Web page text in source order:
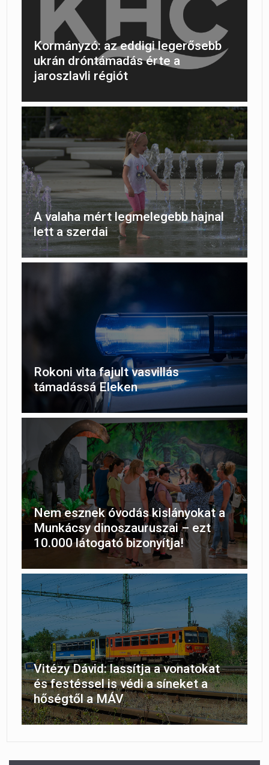
Kormányzó: az eddigi legerősebb
ukrán dróntámadás érte a
jaroszlavli régiót
A valaha mért legmelegebb hajnal
lett a szerdai
Rokoni vita fajult vasvillás
támadássá Eleken
Nem esznek óvodás kislányokat a
Munkácsy dinoszauruszai – ezt
10.000 látogató bizonyítja!
Vitézy Dávid: lassítja a vonatokat
és festéssel is védi a síneket a
hőségtől a MÁV